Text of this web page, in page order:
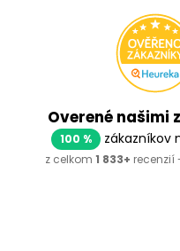
Overené našimi
100 % zákazníkov
z celkom 1 833+ recenzií